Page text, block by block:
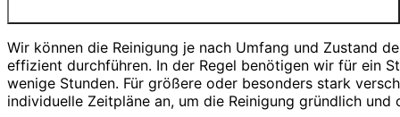
Wir können die Reinigung je nach Umfang und Zustand
effizient durchführen. In der Regel benötigen wir für ein
wenige Stunden. Für größere oder besonders stark
individuelle Zeitpläne an, um die Reinigung gründlich und